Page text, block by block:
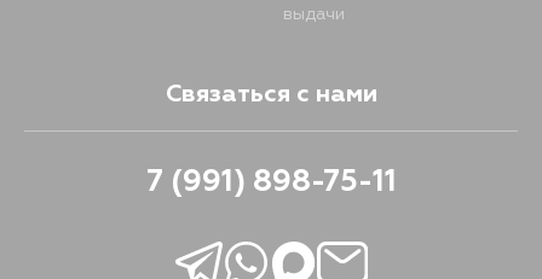
выдачи
Связаться с нами
7 (991) 898-75-11